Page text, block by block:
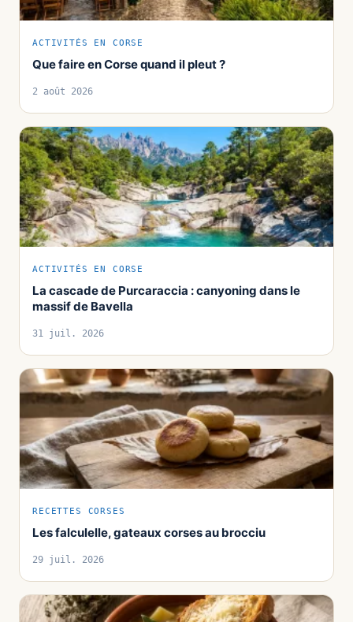
ACTIVITÉS EN CORSE
Que faire en Corse quand il pleut ?
2 août 2026
ACTIVITÉS EN CORSE
La cascade de Purcaraccia : canyoning dans le
massif de Bavella
31 juil. 2026
RECETTES CORSES
Les falculelle, gateaux corses au brocciu
29 juil. 2026